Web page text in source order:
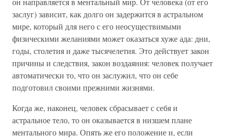
заслуг) зависит, как долго он задержится в астральном
мире, который для него с его неосуществимыми
физическими желаниями может оказаться хуже ада: дни,
годы, столетия и даже тысячелетия. Это действует закон
причины и следствия, закон воздаяния: человек получает
автоматически то, что он заслужил, что он себе
подготовил своими прежними жизнями.
Когда же, наконец, человек сбрасывает с себя и
астральное тело, то он оказывается в низшем плане
ментального мира. Опять же его положение и, если